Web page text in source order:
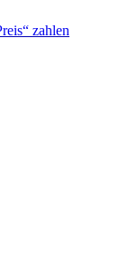
zahlen